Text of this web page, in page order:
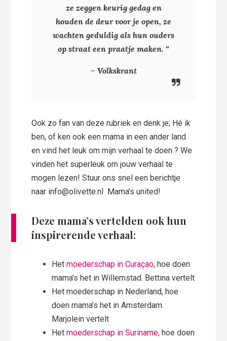
ze zeggen keurig gedag en
houden de deur voor je open, ze
wachten geduldig als hun ouders
op straat een praatje maken. “
– Volkskrant
Ook zo fan van deze rubriek en denk je; Hé ik
ben, of ken ook een mama in een ander land
en vind het leuk om mijn verhaal te doen ? We
vinden het superleuk om jouw verhaal te
mogen lezen! Stuur ons snel een berichtje
naar info@olivette.nl Mama’s united!
Deze mama’s vertelden ook hun
inspirerende verhaal:
Hetmoederschap in Curaçao, hoe doen
mama’s het in Willemstad. Bettina vertelt
Het moederschap in Nederland, hoe
doen mama’s het in Amsterdam.
Marjolein vertelt
Hetmoederschap in Suriname, hoe doen